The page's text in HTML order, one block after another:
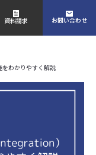
資料請求 お問い合わせ
をわかりやすく解説